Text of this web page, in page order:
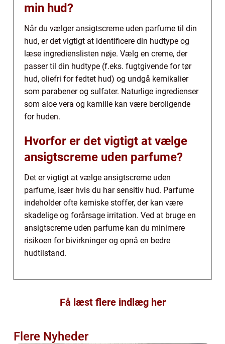
min hud?
Når du vælger ansigtscreme uden parfume til din
hud, er det vigtigt at identificere din hudtype og
læse ingredienslisten nøje. Vælg en creme, der
passer til din hudtype (f.eks. fugtgivende for tør
hud, oliefri for fedtet hud) og undgå kemikalier
som parabener og sulfater. Naturlige ingredienser
som aloe vera og kamille kan være beroligende
for huden.
Hvorfor er det vigtigt at vælge
ansigtscreme uden parfume?
Det er vigtigt at vælge ansigtscreme uden
parfume, især hvis du har sensitiv hud. Parfume
indeholder ofte kemiske stoffer, der kan være
skadelige og forårsage irritation. Ved at bruge en
ansigtscreme uden parfume kan du minimere
risikoen for bivirkninger og opnå en bedre
hudtilstand.
Få læst flere indlæg her
Flere Nyheder